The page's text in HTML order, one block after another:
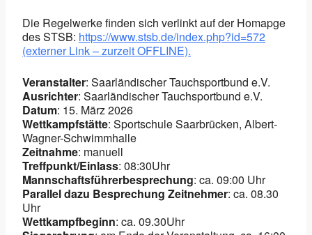
Die Regelwerke finden sich verlinkt auf der Homapge
des STSB: https://www.stsb.de/index.php?id=572
(externer Link – zurzeit OFFLINE).
Veranstalter: Saarländischer Tauchsportbund e.V.
Ausrichter: Saarländischer Tauchsportbund e.V.
Datum: 15. März 2026
Wettkampfstätte: Sportschule Saarbrücken, Albert-
Wagner-Schwimmhalle
Zeitnahme: manuell
Treffpunkt/Einlass: 08:30Uhr
Mannschaftsführerbesprechung: ca. 09:00 Uhr
Parallel dazu Besprechung Zeitnehmer: ca. 08.30
Uhr
Wettkampfbeginn: ca. 09.30Uhr